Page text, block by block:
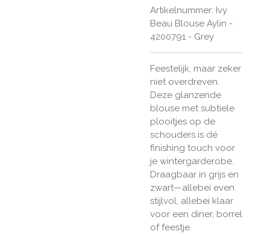
Artikelnummer: Ivy
Beau Blouse Aylin -
4200791 - Grey
Feestelijk, maar zeker
niet overdreven.
Deze glanzende
blouse met subtiele
plooitjes op de
schouders is dé
finishing touch voor
je wintergarderobe.
Draagbaar in grijs en
zwart—allebei even
stijlvol, allebei klaar
voor een diner, borrel
of feestje.